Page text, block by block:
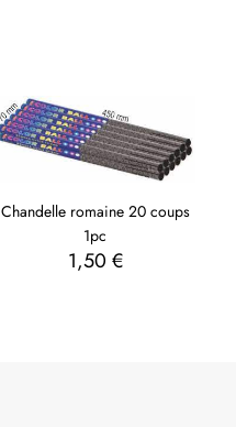
Chandelle romaine 20 coups
1pc
1,50 €